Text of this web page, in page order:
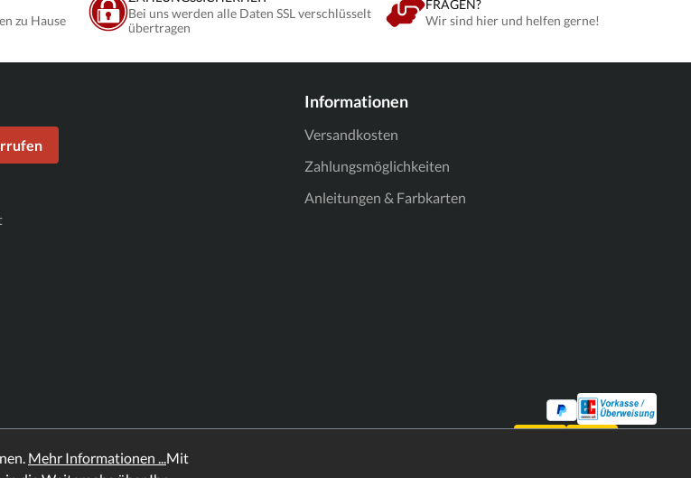
zu Hause
Bei uns werden alle Daten SSL verschlüsselt
übertragen
FRAGEN?
Wir sind hier und helfen gerne!
Informationen
Versandkosten
Zahlungsmöglichkeiten
Anleitungen & Farbkarten
Mehr Informationen ...Mit